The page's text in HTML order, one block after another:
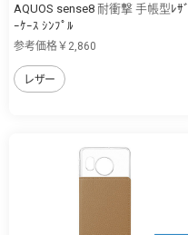
AQUOS sense8 耐衝撃 手帳型ﾚｻﾞ
ｰｹｰｽ ｼﾝﾌﾟﾙ
参考価格￥2,860
レザー